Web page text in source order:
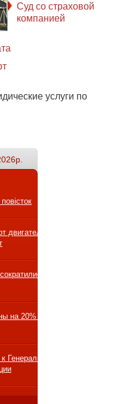
Суд со страховой
компанией
услуги по
двигателей
на 10
на 20% на авто,
Генеральному